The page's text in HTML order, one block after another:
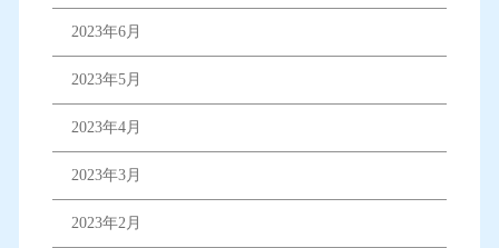
2023年6月
2023年5月
2023年4月
2023年3月
2023年2月